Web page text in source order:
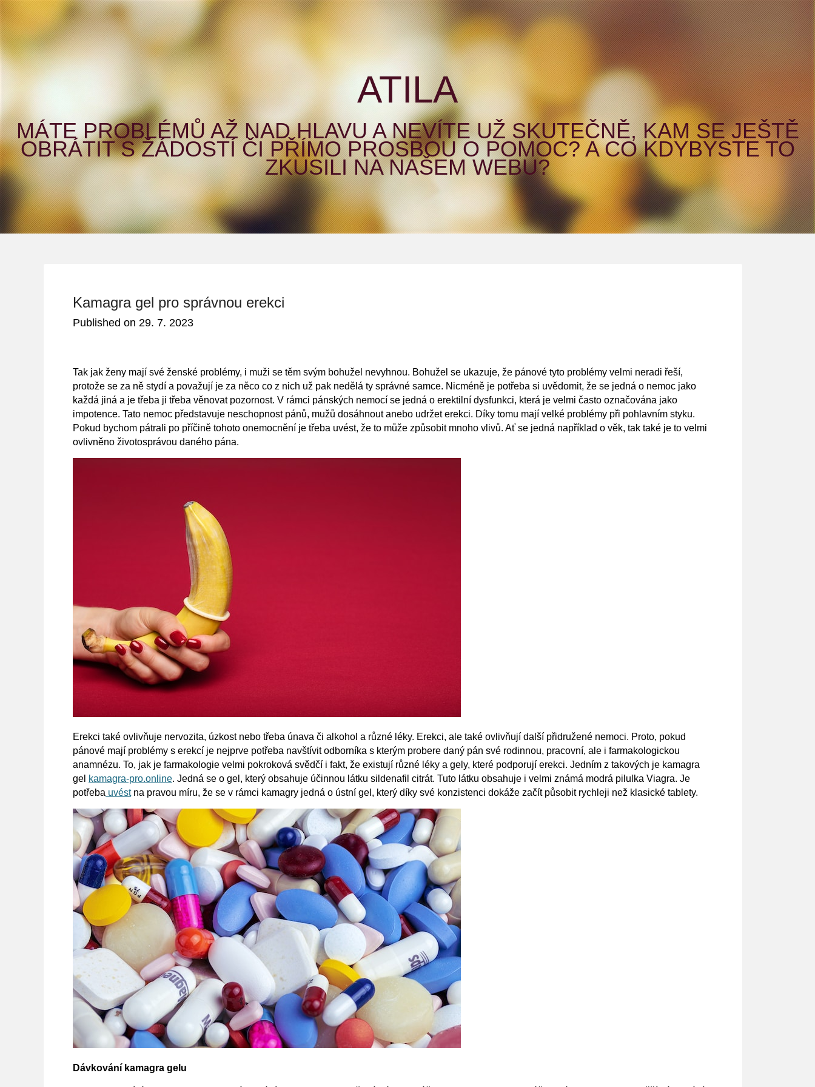
ATILA
MÁTE PROBLÉMŮ AŽ NAD HLAVU A NEVÍTE UŽ SKUTEČNĚ, KAM SE JEŠTĚ
OBRÁTIT S ŽÁDOSTÍ ČI PŘÍMO PROSBOU O POMOC? A CO KDYBYSTE TO
ZKUSILI NA NAŠEM WEBU?
Kamagra gel pro správnou erekci
Published on 29. 7. 2023
Tak jak ženy mají své ženské problémy, i muži se těm svým bohužel nevyhnou. Bohužel se ukazuje, že pánové tyto problémy velmi neradi řeší,
protože se za ně stydí a považují je za něco co z nich už pak nedělá ty správné samce. Nicméně je potřeba si uvědomit, že se jedná o nemoc jako
každá jiná a je třeba ji třeba věnovat pozornost. V rámci pánských nemocí se jedná o erektilní dysfunkci, která je velmi často označována jako
impotence. Tato nemoc představuje neschopnost pánů, mužů dosáhnout anebo udržet erekci. Díky tomu mají velké problémy při pohlavním styku.
Pokud bychom pátrali po příčině tohoto onemocnění je třeba uvést, že to může způsobit mnoho vlivů. Ať se jedná například o věk, tak také je to velmi
ovlivněno životosprávou daného pána.
Erekci také ovlivňuje nervozita, úzkost nebo třeba únava či alkohol a různé léky. Erekci, ale také ovlivňují další přidružené nemoci. Proto, pokud
pánové mají problémy s erekcí je nejprve potřeba navštívit odborníka s kterým probere daný pán své rodinnou, pracovní, ale i farmakologickou
anamnézu. To, jak je farmakologie velmi pokroková svědčí i fakt, že existují různé léky a gely, které podporují erekci. Jedním z takových je kamagra
gel kamagra-pro.online. Jedná se o gel, který obsahuje účinnou látku sildenafil citrát. Tuto látku obsahuje i velmi známá modrá pilulka Viagra. Je
potřeba uvéstna pravou míru, že se v rámci kamagry jedná o ústní gel, který díky své konzistenci dokáže začít působit rychleji než klasické tablety.
Dávkování kamagra gelu